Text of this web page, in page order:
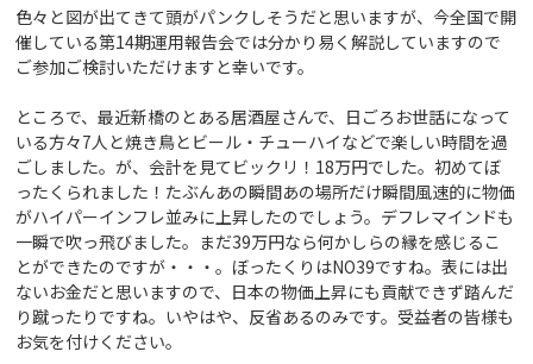
色々と図が出てきて頭がパンクしそうだと思いますが、今全国で開
催している第14期運用報告会では分かり易く解説していますので
ご参加ご検討いただけますと幸いです。
ところで、最近新橋のとある居酒屋さんで、日ごろお世話になって
いる方々7人と焼き鳥とビール・チューハイなどで楽しい時間を過
ごしました。が、会計を見てビックリ！18万円でした。初めてぼ
ったくられました！たぶんあの瞬間あの場所だけ瞬間風速的に物価
がハイパーインフレ並みに上昇したのでしょう。デフレマインドも
一瞬で吹っ飛びました。まだ39万円なら何かしらの縁を感じるこ
とができたのですが・・・。ぼったくりはNO39ですね。表には出
ないお金だと思いますので、日本の物価上昇にも貢献できず踏んだ
り蹴ったりですね。いやはや、反省あるのみです。受益者の皆様も
お気を付けください。